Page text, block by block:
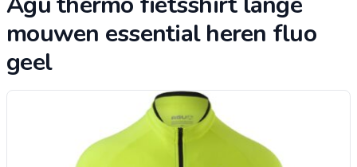
ouwen essenti
al heren fluo g
eel
mouwen essential heren fluo
geel